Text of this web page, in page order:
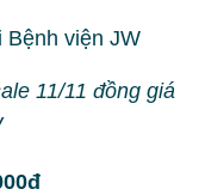
11/11 đồng giá